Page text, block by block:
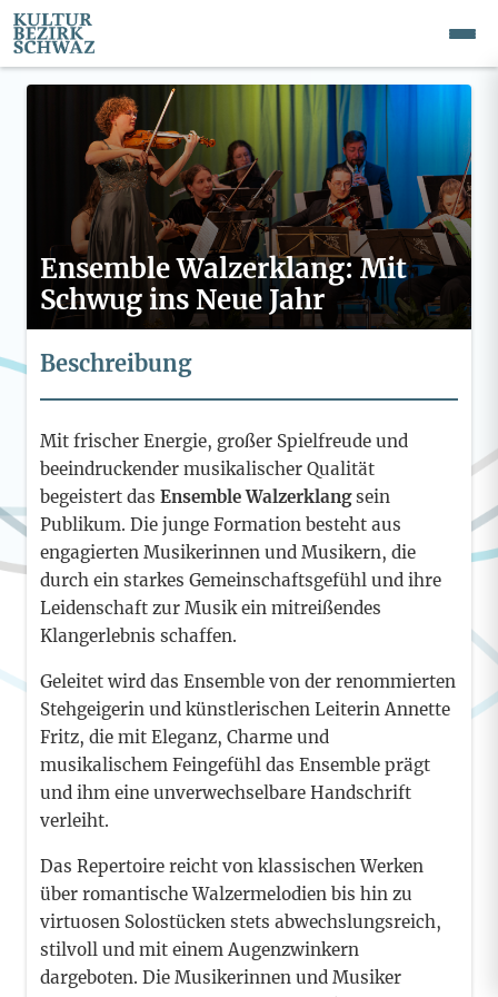
Ensemble Walzerklang: Mit
Schwug ins Neue Jahr
Beschreibung
Mit frischer Energie, großer Spielfreude und
beeindruckender musikalischer Qualität
begeistert das Ensemble Walzerklangsein
Publikum. Die junge Formation besteht aus
engagierten Musikerinnen und Musikern, die
durch ein starkes Gemeinschaftsgefühl und ihre
Leidenschaft zur Musik ein mitreißendes
Klangerlebnis schaffen.
Geleitet wird das Ensemble von der renommierten
Stehgeigerin und künstlerischen Leiterin Annette
Fritz, die mit Eleganz, Charme und
musikalischem Feingefühl das Ensemble prägt
und ihm eine unverwechselbare Handschrift
verleiht.
Das Repertoire reicht von klassischen Werken
über romantische Walzermelodien bis hin zu
virtuosen Solostücken stets abwechslungsreich,
stilvoll und mit einem Augenzwinkern
dargeboten. Die Musikerinnen und Musiker